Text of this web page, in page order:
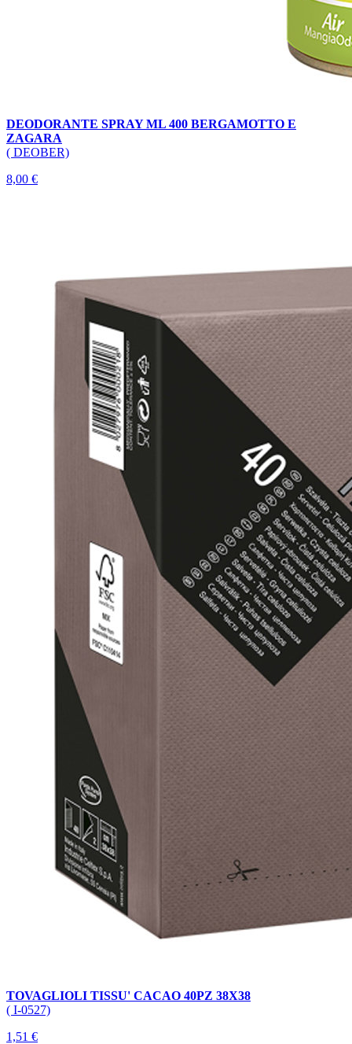
DEODORANTE SPRAY ML 400 BERGAMOTTO E
ZAGARA
( DEOBER)
8,00 €
TOVAGLIOLI TISSU' CACAO 40PZ 38X38
( I-0527)
1,51 €